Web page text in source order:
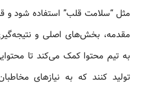
مثل “سلامت قلب” استفاده شود و
مقدمه، بخش‌های اصلی و
به تیم محتوا کمک می‌کند تا
تولید کنند که به نیازهای